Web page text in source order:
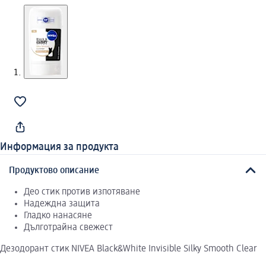
Информация за продукта
Продуктово описание
Део стик против изпотяване
Надеждна защита
Гладко нанасяне
Дълготрайна свежест
Дезодорант стик NIVEA Black&White Invisible Silky Smooth Clear